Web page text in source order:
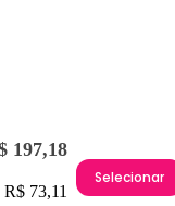
197,18
R$ 73,11
Selecionar